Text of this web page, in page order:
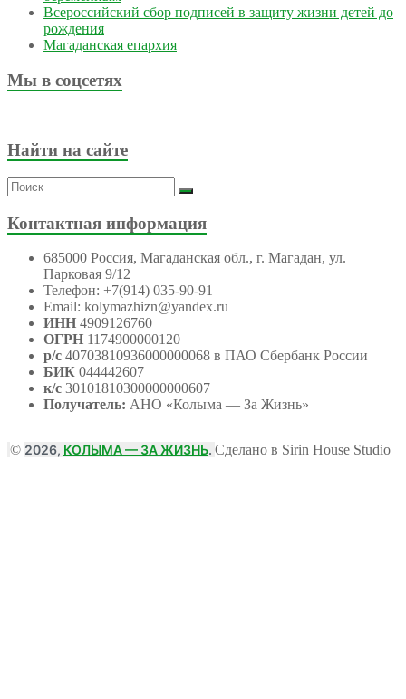
Всероссийский сбор подписей в защиту жизни детей до
рождения
Магаданская епархия
Мы в соцсетях
Найти на сайте
Контактная информация
685000 Россия, Магаданская обл., г. Магадан, ул.
Парковая 9/12
Телефон: +7(914) 035-90-91
Email: kolymazhizn@yandex.ru
ИНН 4909126760
ОГРН 1174900000120
р/с 40703810936000000068 в ПАО Сбербанк России
БИК 044442607
к/с 30101810300000000607
Получатель: АНО «Колыма — За Жизнь»
© 2026, КОЛЫМА — ЗА ЖИЗНЬ. Сделано в Sirin House Studio